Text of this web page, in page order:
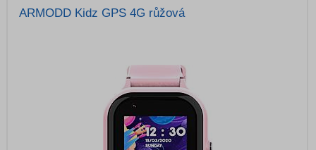
ARMODD Kidz GPS 4G růžová